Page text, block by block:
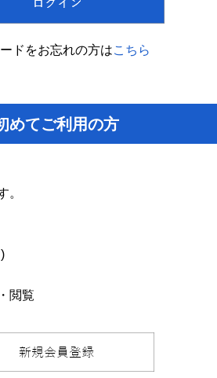
ドをお忘れの方はこちら
めてご利用の方
。
閲覧